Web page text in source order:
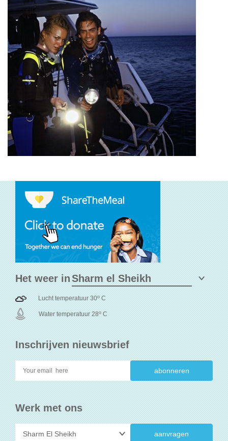
Inschrijven nieuwsbrief
Werk met ons
aanvragen
Het weer in
Lucht temperatuur 30o C
Water temperatuur 28o C